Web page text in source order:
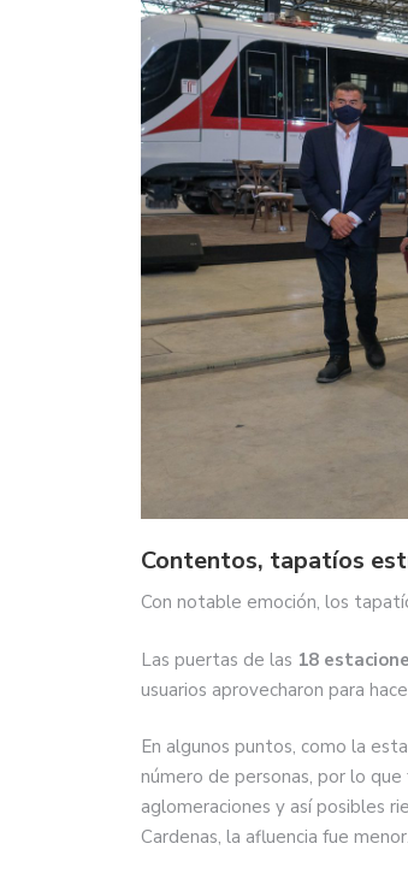
Contentos, tapatíos
Con notable emoción, los
Las puertas de las 18
usuarios aprovecharon para
En algunos puntos, como la
número de personas, por lo
aglomeraciones y así posibles
Cardenas, la afluencia fue menor.